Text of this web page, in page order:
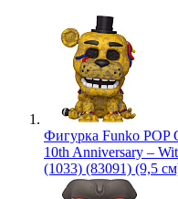
Фигурка Funko POP
10th Anniversary –
(1033) (83091) (9,5